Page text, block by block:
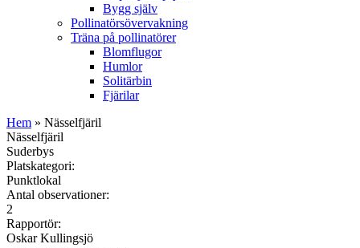
Bygg själv
Pollinatörsövervakning
Träna på pollinatörer
Blomflugor
Humlor
Solitärbin
Fjärilar
Hem » Nässelfjäril
Nässelfjäril
Suderbys
Platskategori:
Punktlokal
Antal observationer:
2
Rapportör:
Oskar Kullingsjö